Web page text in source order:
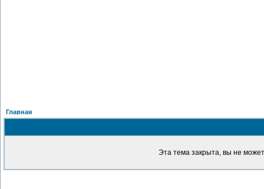
Главная
Эта тема закрыта, вы не